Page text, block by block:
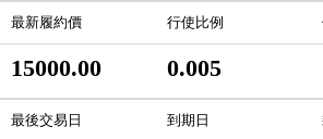
最新履約價 行使比例
15000.00 0.005
最後交易日 到期日